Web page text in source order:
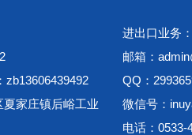
家庄镇后峪工业
进出口业务
邮箱：
QQ：
微信号：
电话：0533-